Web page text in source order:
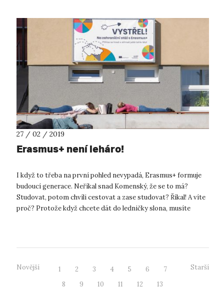
27 / 02 / 2019
Erasmus+ není leháro!
I když to třeba na první pohled nevypadá, Erasmus+ formuje
budoucí generace. Neříkal snad Komenský, že se to má?
Studovat, potom chvíli cestovat a zase studovat? Říkal! A víte
proč? Protože když chcete dát do ledničky slona, musíte
Novější 1 2 3 4 5 6
7
8
9 10 11 12
13
Starší